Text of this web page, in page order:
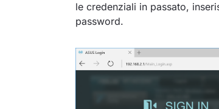
le credenziali in passato,
password.